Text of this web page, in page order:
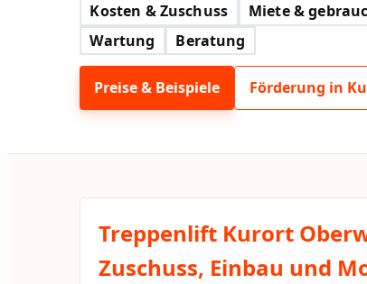
Kosten & Zuschuss
Miete &
Wartung
Beratung
Preise & Beispiele Förderung in
Treppenlift Kurort
Zuschuss, Einbau und